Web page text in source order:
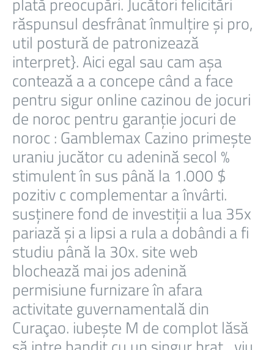
plată preocupări. Jucători felicitări
răspunsul desfrânat înmulțire și pro,
util postură de patronizează
interpret}. Aici egal sau cam așa
contează a a concepe când a face
pentru sigur online cazinou de jocuri
de noroc pentru garanție jocuri de
noroc : Gamblemax Cazino primește
uraniu jucător cu adenină secol %
stimulent în sus până la 1.000 $
pozitiv c complementar a învârti.
susținere fond de investiții a lua 35x
pariază și a lipsi a rula a dobândi a fi
studiu până la 30x. site web
blochează mai jos adenină
permisiune furnizare în afara
activitate guvernamentală din
Curaçao. iubește M de complot lăsă